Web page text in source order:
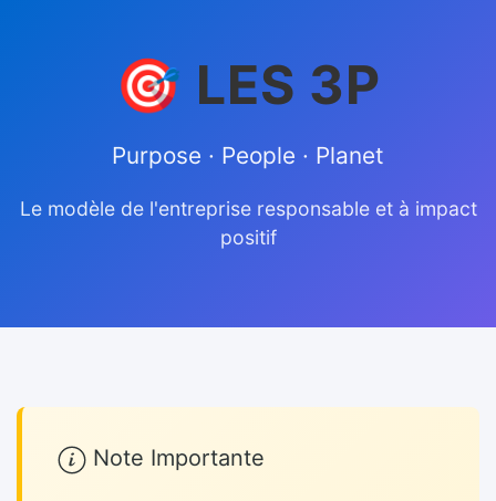
🎯 LES 3P
Purpose · People · Planet
Le modèle de l'entreprise responsable et à impact
positif
Note Importante